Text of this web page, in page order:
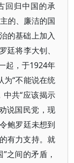
回归中国的承
的、廉洁的国
的基础上加入
廷将李大钊、
起，于1924年
为“不能说在统
共“应该揭示
说国民党，现
鲍罗廷未想到
有力支持。就
之间的矛盾，